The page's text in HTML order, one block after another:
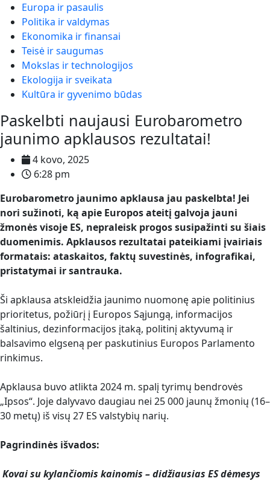
Europa ir pasaulis
Politika ir valdymas
Ekonomika ir finansai
Teisė ir saugumas
Mokslas ir technologijos
Ekologija ir sveikata
Kultūra ir gyvenimo būdas
Paskelbti naujausi Eurobarometro
jaunimo apklausos rezultatai!
4 kovo, 2025
6:28 pm
Eurobarometro jaunimo apklausa jau paskelbta! Jei
nori sužinoti, ką apie Europos ateitį galvoja jauni
žmonės visoje ES, nepraleisk progos susipažinti su šiais
duomenimis. Apklausos rezultatai pateikiami įvairiais
formatais: ataskaitos, faktų suvestinės, infografikai,
pristatymai ir santrauka.
Ši apklausa atskleidžia jaunimo nuomonę apie politinius
prioritetus, požiūrį į Europos Sąjungą, informacijos
šaltinius, dezinformacijos įtaką, politinį aktyvumą ir
balsavimo elgseną per paskutinius Europos Parlamento
rinkimus.
Apklausa buvo atlikta 2024 m. spalį tyrimų bendrovės
„Ipsos“. Joje dalyvavo daugiau nei 25 000 jaunų žmonių (16–
30 metų) iš visų 27 ES valstybių narių.
Pagrindinės išvados:
Kovai su kylančiomis kainomis – didžiausias ES dėmesys